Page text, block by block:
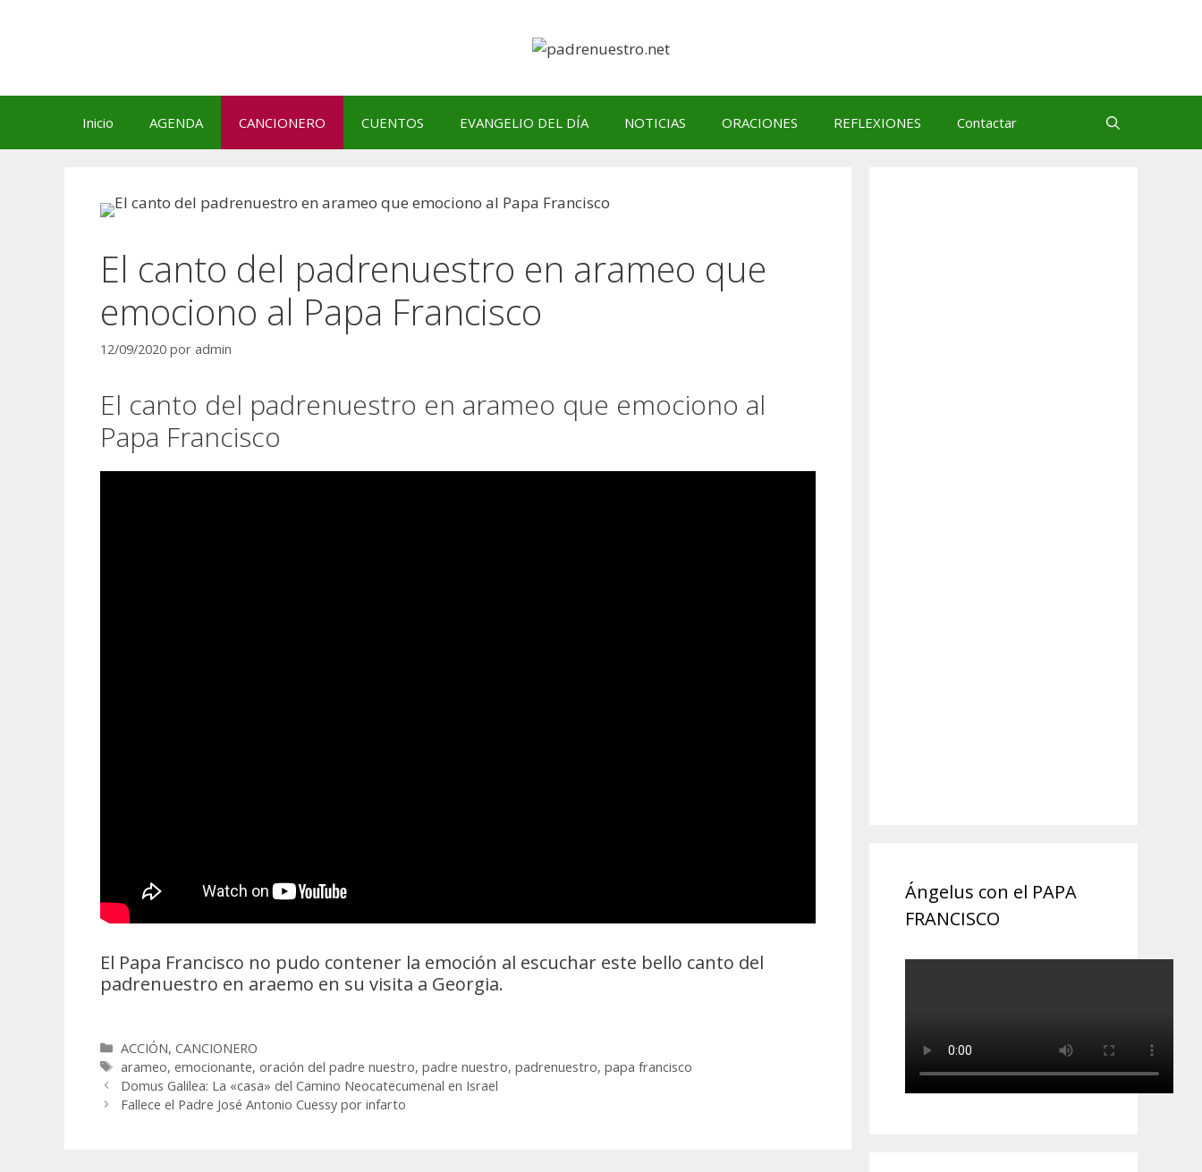
Inicio AGENDA CANCIONERO CUENTOS EVANGELIO DEL DÍA NOTICIAS ORACIONES REFLEXIONES Contactar
El canto del padrenuestro en arameo que
emociono al Papa Francisco
12/09/2020 por admin
El canto del padrenuestro en arameo que emociono al
Papa Francisco
El Papa Francisco no pudo contener la emoción al escuchar este bello canto del
padrenuestro en araemo en su visita a Georgia.
Categorías
ACCIÓN,CANCIONERO
Etiquetas
arameo,emocionante,oración del padre nuestro,padre nuestro,padrenuestro,papa francisco
Domus Galilea: La «casa» del Camino Neocatecumenal en Israel
Fallece el Padre José Antonio Cuessy por infarto
Ángelus con el PAPA
FRANCISCO